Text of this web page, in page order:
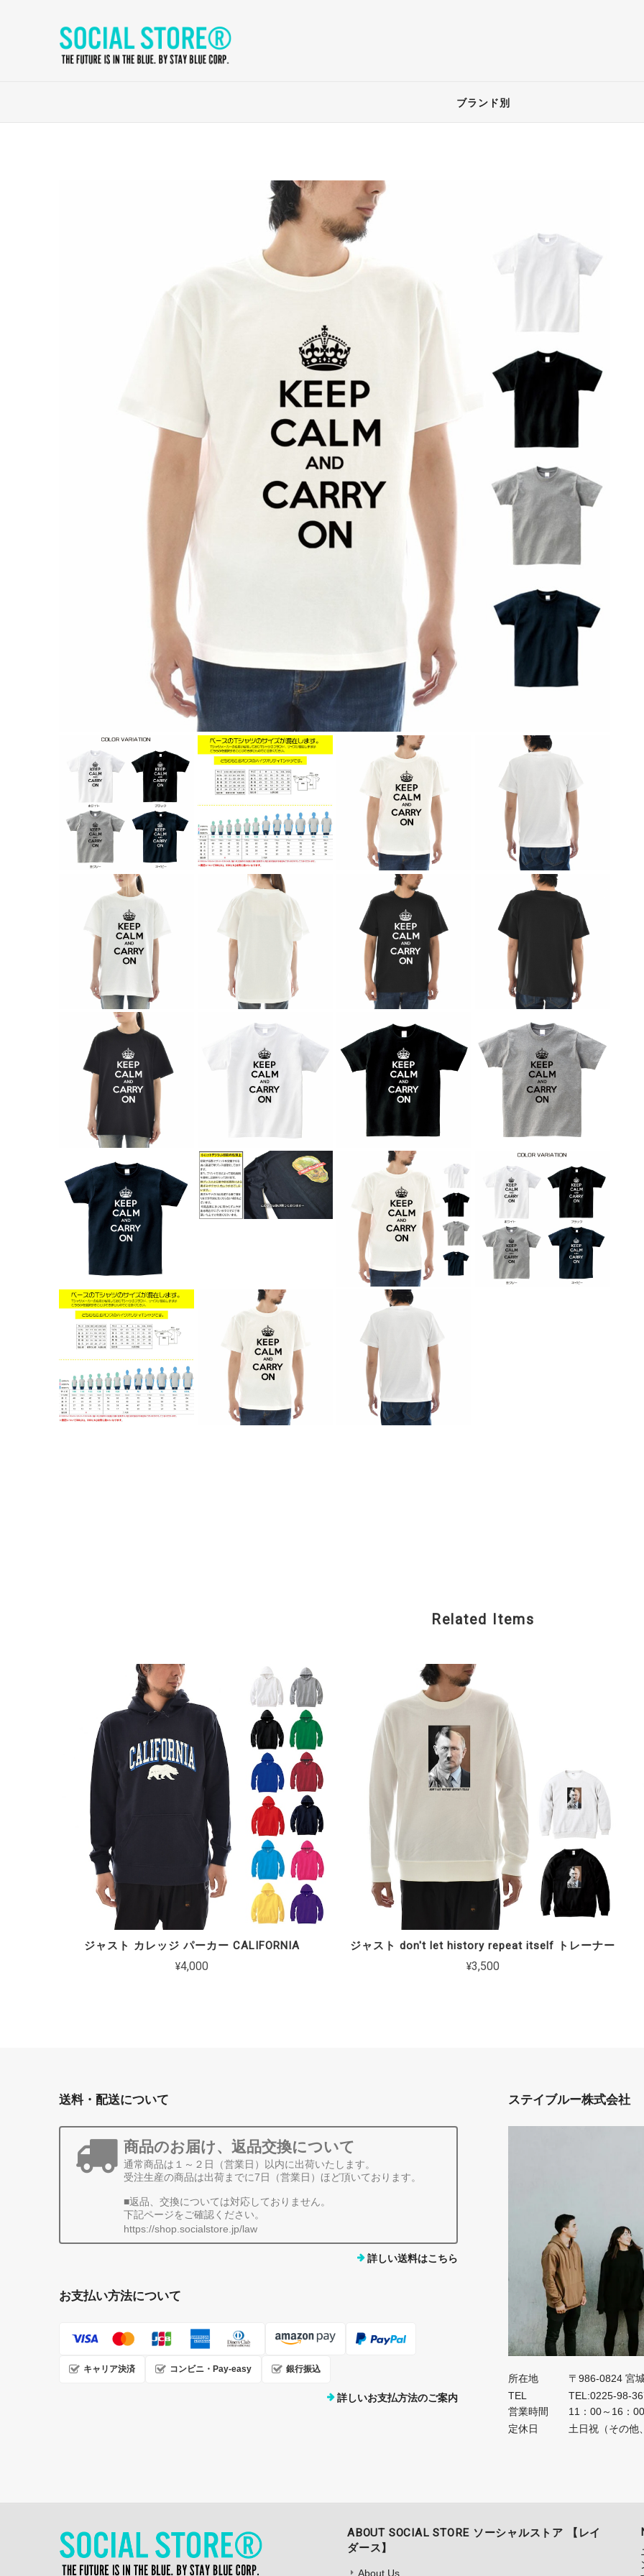
ブランド別
Related Items
ジャスト カレッジ パーカー CALIFORNIA
¥4,000
ジャスト don't let history repeat itself トレーナー
¥3,500
送料・配送について
商品のお届け、返品交換について
通常商品は１～２日（営業日）以内に出荷いたします。
受注生産の商品は出荷までに7日（営業日）ほど頂いております。
■返品、交換については対応しておりません。
下記ページをご確認ください。
https://shop.socialstore.jp/law
詳しい送料はこちら
お支払い方法について
キャリア決済 コンビニ・Pay-easy 銀行振込
詳しいお支払方法のご案内
ステイブルー株式会社
所在地
〒986-0824 宮
TEL
TEL:0225-98-
営業時間
11：00～16：
定休日
土日祝（その他
ABOUT SOCIAL STORE ソーシャルストア 【レイ
ダース】
About Us